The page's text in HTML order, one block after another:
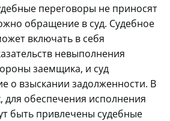
переговоры не приносят
обращение в суд. Судебное
включать в себя
невыполнения
заемщика, и суд
о взыскании задолженности. В
для обеспечения исполнения
быть привлечены судебные